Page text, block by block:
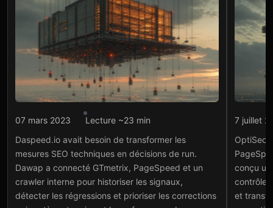
Intégration API
SEO par API
Voir le projet→
07 mars 2023
Lecture ~23 min
Daspeed.io avait besoin de transformer les
mesures SEO techniques en décisions de run.
Dawap a connecté GTmetrix, PageSpeed et un
crawler interne pour historiser les signaux,
détecter les régressions et prioriser les corrections
7 juillet
conçu
et